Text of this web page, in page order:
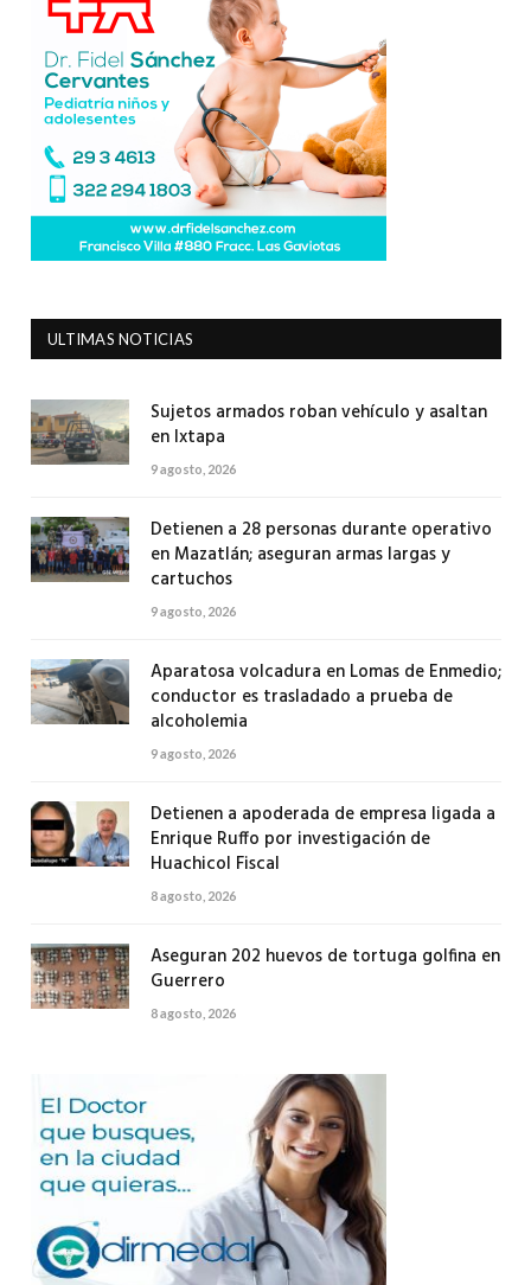
ULTIMAS NOTICIAS
Sujetos armados roban vehículo y asaltan
en Ixtapa
9 agosto, 2026
Detienen a 28 personas durante operativo
en Mazatlán; aseguran armas largas y
cartuchos
9 agosto, 2026
Aparatosa volcadura en Lomas de Enmedio;
conductor es trasladado a prueba de
alcoholemia
9 agosto, 2026
Detienen a apoderada de empresa ligada a
Enrique Ruffo por investigación de
Huachicol Fiscal
8 agosto, 2026
Aseguran 202 huevos de tortuga golfina en
Guerrero
8 agosto, 2026